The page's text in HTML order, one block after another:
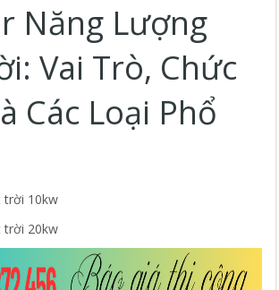
Năng Lượng
Vai Trò, Chức
Các Loại Phổ
trời 10kw
trời 20kw